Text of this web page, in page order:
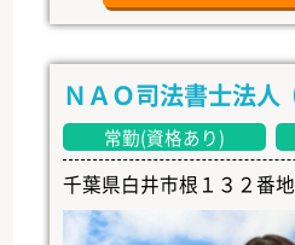
ＮＡＯ司法書士法人
常勤(資格あり)
千葉県白井市根１３２番